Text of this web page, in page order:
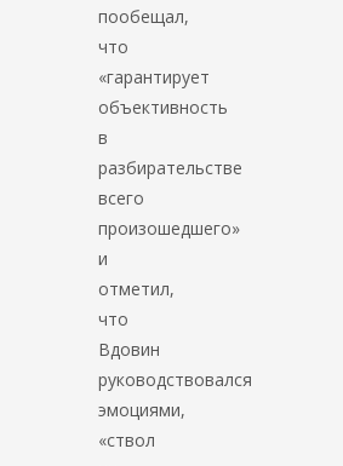
пообещал,
что
«гарантирует
объективность
в
разбирательстве
всего
произошедшего»
и
отметил,
что
Вдовин
руководствовался
эмоциями,
«ствол